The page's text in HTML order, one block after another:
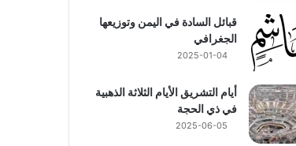
قبائل السادة في اليمن وتوزيعها
الجغرافي
2025-01-04
أيام التشريق الأيام الثلاثة الذهبية
في ذي الحجة
2025-06-05